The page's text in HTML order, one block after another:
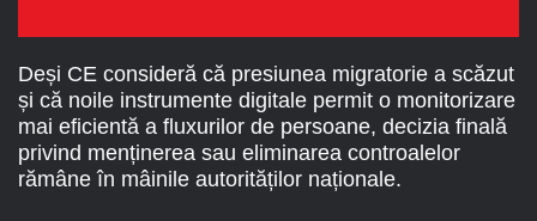
Deși CE consideră că presiunea migratorie a scăzut
și că noile instrumente digitale permit o monitorizare
mai eficientă a fluxurilor de persoane, decizia finală
privind menținerea sau eliminarea controalelor
rămâne în mâinile autorităților naționale.